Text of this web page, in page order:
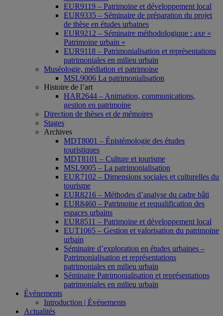
EUR9119 – Patrimoine et développement local
EUR9335 – Séminaire de préparation du projet
de thèse en études urbaines
EUR9212 – Séminaire méthodologique : axe «
Patrimoine urbain »
EUR9118 – Patrimonialisation et représentations
patrimoniales en milieu urbain
Muséologie, médiation et patrimoine
MSL9006 La patrimonialisation
Histoire de l’art
HAR2644 – Animation, communications,
gestion en patrimoine
Direction de thèses et de mémoires
Stages
Archives
MDT8001 – Épistémologie des études
touristiques
MDT8101 – Culture et tourisme
MSL9005 – La patrimonialisation
EUR7102 – Dimensions sociales et culturelles du
tourisme
EUR8216 – Méthodes d’analyse du cadre bâti
EUR8460 – Patrimoine et requalification des
espaces urbains
EUR8511 – Patrimoine et développement local
EUT1065 – Gestion et valorisation du patrimoine
urbain
Séminaire d’exploration en études urbaines –
Patrimonialisation et représentations
patrimoniales en milieu urbain
Séminaire Patrimonialisation et représentations
patrimoniales en milieu urbain
Événements
Introduction | Événements
Actualités